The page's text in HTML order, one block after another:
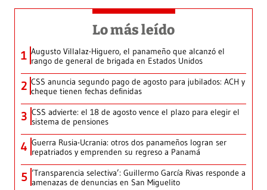
Lo más leído
1 Augusto Villalaz-Higuero, el panameño que alcanzó el
rango de general de brigada en Estados Unidos
2 CSS anuncia segundo pago de agosto para jubilados: ACH y
cheque tienen fechas definidas
3 CSS advierte: el 18 de agosto vence el plazo para elegir el
sistema de pensiones
4 Guerra Rusia-Ucrania: otros dos panameños logran ser
repatriados y emprenden su regreso a Panamá
5 ‘Transparencia selectiva’: Guillermo García Rivas responde a
amenazas de denuncias en San Miguelito